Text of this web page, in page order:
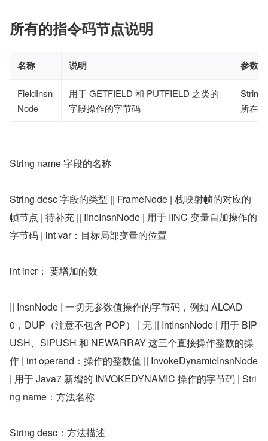
所有的指令码节点说明
名称 说明 参数
FieldInsn
Node
用于 GETFIELD 和 PUTFIELD 之类的
字段操作的字节码
String
所在
String name 字段的名称
String desc 字段的类型 || FrameNode | 栈映射帧的对应的
帧节点 | 待补充 || IincInsnNode | 用于 IINC 变量自加操作的
字节码 | int var：目标局部变量的位置
int incr： 要增加的数
|| InsnNode | 一切无参数值操作的字节码，例如 ALOAD_
0，DUP（注意不包含 POP） | 无 || IntInsnNode | 用于 BIP
USH、SIPUSH 和 NEWARRAY 这三个直接操作整数的操
作 | int operand：操作的整数值 || InvokeDynamicInsnNode
| 用于 Java7 新增的 INVOKEDYNAMIC 操作的字节码 | Stri
ng name：方法名称
String desc：方法描述